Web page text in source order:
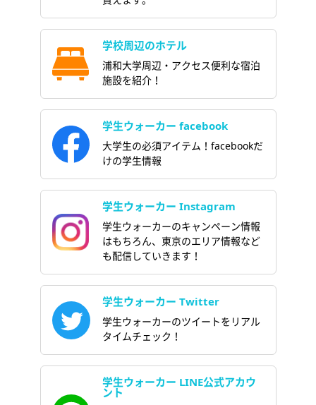
学校周辺のホテル
浦和大学周辺・アクセス便利な宿泊
施設を紹介！
学生ウォーカー facebook
大学生の必須アイテム！facebookだ
けの学生情報
学生ウォーカー Instagram
学生ウォーカーのキャンペーン情報
はもちろん、東京のエリア情報など
も配信していきます！
学生ウォーカー Twitter
学生ウォーカーのツイートをリアル
タイムチェック！
学生ウォーカー LINE公式アカウ
ント